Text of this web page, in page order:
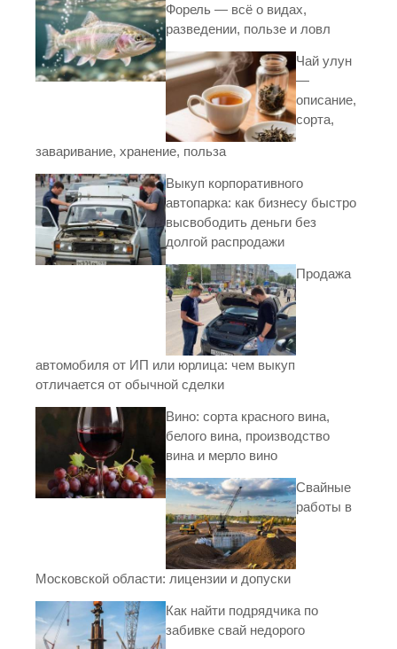
Форель — всё о видах,
разведении, пользе и ловл
Чай улун
—
описание,
сорта,
заваривание, хранение, польза
Выкуп корпоративного
автопарка: как бизнесу быстро
высвободить деньги без
долгой распродажи
Продажа
автомобиля от ИП или юрлица: чем выкуп
отличается от обычной сделки
Вино: сорта красного вина,
белого вина, производство
вина и мерло вино
Свайные
работы в
Московской области: лицензии и допуски
Как найти подрядчика по
забивке свай недорого